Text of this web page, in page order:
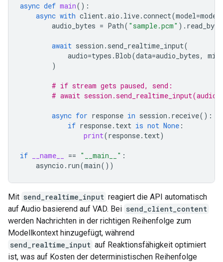
async def main():
async with client.aio . live.connect(model=model
audio_bytes = Path( "sample.pcm" ) .
await session . send_realtime_input(
audio=types .Blob(data=audio_bytes,
)
# if stream gets paused, send:
# await
async for response in session . receive():
if response. text is not None :
print(response. text)
if __name__ == "__main__" :
asyncio . run(main())
Mit send_realtime_input reagiert die API automatisch
auf Audio basierend auf VAD. Bei send_client_content
werden Nachrichten in der richtigen Reihenfolge zum
Modellkontext hinzugefügt, während
send_realtime_input auf Reaktionsfähigkeit optimiert
ist, was auf Kosten der deterministischen Reihenfolge